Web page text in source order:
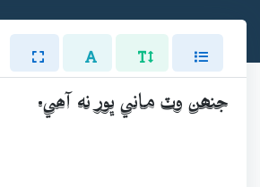
جنھن وٽ ماني ڀور نه آھي.